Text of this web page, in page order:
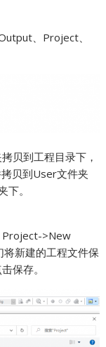
、Project、
贝到工程目录下，
贝到User文件夹
。
Project->New
新建的工程文件保
保存。